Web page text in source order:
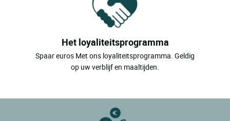
Het loyaliteitsprogramma
Spaar euros Met ons loyaliteitsprogramma. Geldig
op uw verblijf en maaltijden.